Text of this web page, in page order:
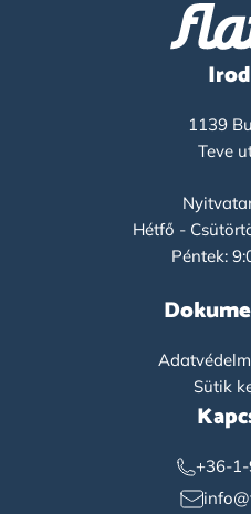
1139
Teve
Hétfő -
Péntek:
Sütik
+36-